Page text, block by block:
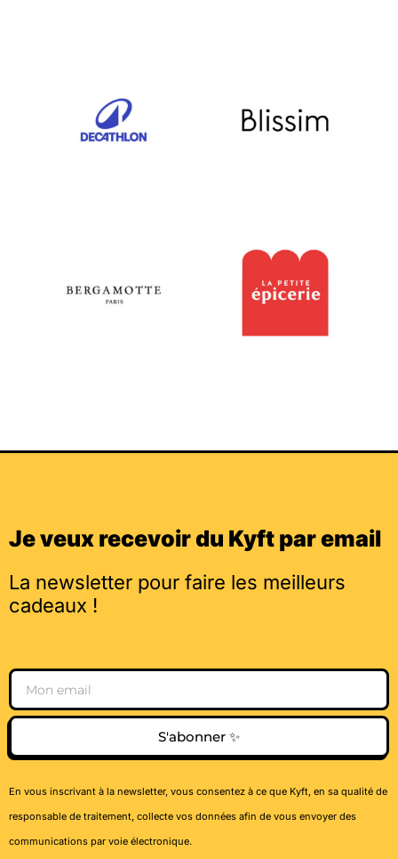
Je veux recevoir du Kyft par email
La newsletter pour faire les meilleurs
cadeaux !
Email
S'abonner ✨
En vous inscrivant à la newsletter, vous consentez à ce que Kyft, en sa qualité de
responsable de traitement, collecte vos données afin de vous envoyer des
communications par voie électronique.